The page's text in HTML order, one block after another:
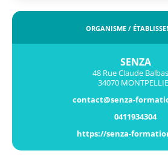
ORGANISME /
SENZA
48 Rue Claude
34070
contact@senza-
0411934304
https://senza-